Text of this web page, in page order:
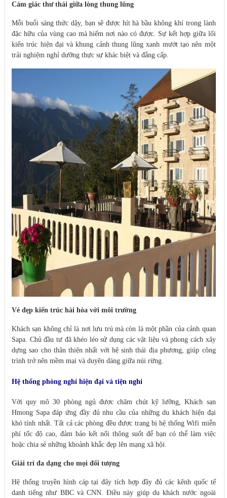
Cảm giác thư thái giữa lòng thung lũng
Mỗi buổi sáng thức dậy, bạn sẽ được hít hà bầu không khí trong lành
đặc hữu của vùng cao mà hiếm nơi nào có được. Sự kết hợp giữa lối
kiến trúc hiện đại và khung cảnh thung lũng xanh mướt tạo nên một
trải nghiệm nghỉ dưỡng thực sự khác biệt và đẳng cấp.
Vẻ đẹp kiến trúc hài hòa với môi trường
Khách sạn không chỉ là nơi lưu trú mà còn là một phần của cảnh quan
Sapa. Chủ đầu tư đã khéo léo sử dụng các vật liệu và phong cách xây
dựng sao cho thân thiện nhất với hệ sinh thái địa phương, giúp công
trình trở nên mềm mại và duyên dáng giữa núi rừng.
Hệ thống phòng nghỉ hiện đại và tiện nghi
Với quy mô 30 phòng ngủ được chăm chút kỹ lưỡng, Khách sạn
Hmong Sapa đáp ứng đầy đủ nhu cầu của những du khách hiện đại
khó tính nhất. Tất cả các phòng đều được trang bị hệ thống Wifi miễn
phí tốc độ cao, đảm bảo kết nối thông suốt để bạn có thể làm việc
hoặc chia sẻ những khoảnh khắc đẹp lên mạng xã hội.
Giải trí đa dạng cho mọi đối tượng
Hệ thống truyền hình cáp tại đây tích hợp đầy đủ các kênh quốc tế
danh tiếng như BBC và CNN. Điều này giúp du khách nước ngoài